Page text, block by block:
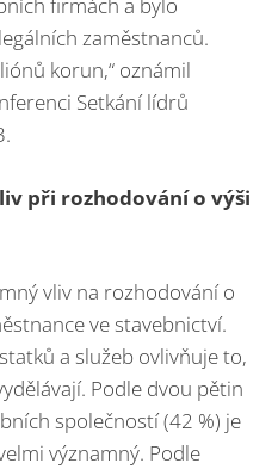
firmách a bylo
zaměstnanců.
korun,“ oznámil
Setkání lídrů
při rozhodování o výši
vliv na rozhodování o
ve stavebnictví.
a služeb ovlivňuje to,
Podle dvou pětin
společností (42 %) je
významný. Podle